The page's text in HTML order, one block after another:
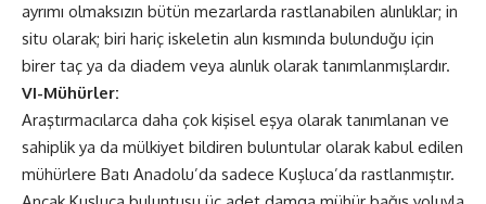
ayrımı olmaksızın bütün mezarlarda rastlanabilen alınlıklar; in
situ olarak; biri hariç iskeletin alın kısmında bulunduğu için
birer taç ya da diadem veya alınlık olarak tanımlanmışlardır.
VI-Mühürler:
Araştırmacılarca daha çok kişisel eşya olarak tanımlanan ve
sahiplik ya da mülkiyet bildiren buluntular olarak kabul edilen
mühürlere Batı Anadolu’da sadece Kuşluca’da rastlanmıştır.